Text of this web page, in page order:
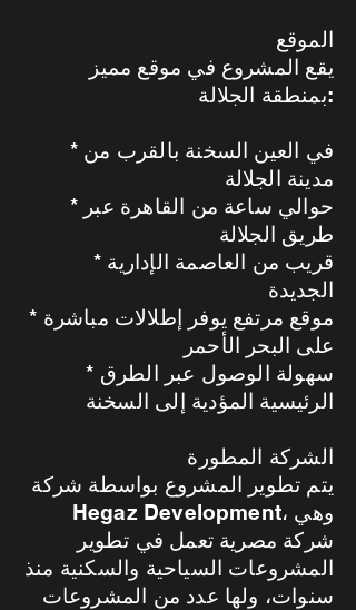
الموقع
يقع المشروع في موقع مميز
بمنطقة الجلالة:
* في العين السخنة بالقرب من
مدينة الجلالة
* حوالي ساعة من القاهرة عبر
طريق الجلالة
* قريب من العاصمة الإدارية
الجديدة
* موقع مرتفع يوفر إطلالات مباشرة
على البحر الأحمر
* سهولة الوصول عبر الطرق
الرئيسية المؤدية إلى السخنة
الشركة المطورة
يتم تطوير المشروع بواسطة شركة
Hegaz Development، وهي
شركة مصرية تعمل في تطوير
المشروعات السياحية والسكنية منذ
سنوات، ولها عدد من المشروعات